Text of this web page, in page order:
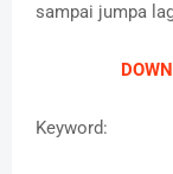
sampai jumpa
Keyword: